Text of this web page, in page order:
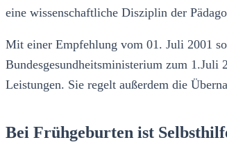
eine wissenschaftliche Disziplin der
Mit einer Empfehlung vom 01. Juli 2001
Bundesgesundheitsministerium zum 1.Juli
Leistungen. Sie regelt außerdem die
Bei Frühgeburten ist